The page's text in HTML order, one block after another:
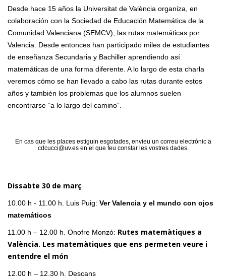
Desde hace 15 años la Universitat de València organiza, en
colaboración con la Sociedad de Educación Matemática de la
Comunidad Valenciana (SEMCV), las rutas matemáticas por
Valencia. Desde entonces han participado miles de estudiantes
de enseñanza Secundaria y Bachiller aprendiendo así
matemáticas de una forma diferente. A lo largo de esta charla
veremos cómo se han llevado a cabo las rutas durante estos
años y también los problemas que los alumnos suelen
encontrarse “a lo largo del camino”.
En cas que les places estiguin esgotades, envieu un correu electrònic a
cdcucci@uv.es en el que feu constar les vostres dades.
Dissabte 30 de març
10.00 h - 11.00 h. Luis Puig: Ver Valencia y el mundo con ojos
matemáticos
11.00 h – 12.00 h. Onofre Monzó: Rutes matemàtiques a
València. Les matemàtiques que ens permeten veure i
entendre el món
12.00 h – 12.30 h. Descans